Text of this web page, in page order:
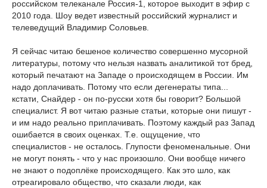
российском телеканале Россия-1, которое выходит в эфир с
2010 года. Шоу ведет известный российский журналист и
телеведущий Владимир Соловьев.
Я сейчас читаю бешеное количество совершенно мусорной
литературы, потому что нельзя назвать аналитикой тот бред,
который печатают на Западе о происходящем в России. Им
надо доплачивать. Потому что если дегенераты типа...
кстати, Снайдер - он по-русски хотя бы говорит? Большой
специалист. Я вот читаю разные статьи, которые они пишут -
и им надо реально приплачивать. Поэтому каждый раз Запад
ошибается в своих оценках. Т.е. ощущение, что
специалистов - не осталось. Глупости феноменальные. Они
не могут понять - что у нас произошло. Они вообще ничего
не знают о подоплёке происходящего. Как это шло, как
отреагировало общество, что сказали люди, как